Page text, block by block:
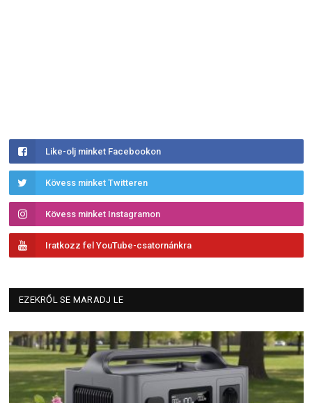
Like-olj minket Facebookon
Kövess minket Twitteren
Kövess minket Instagramon
Iratkozz fel YouTube-csatornánkra
EZEKRŐL SE MARADJ LE